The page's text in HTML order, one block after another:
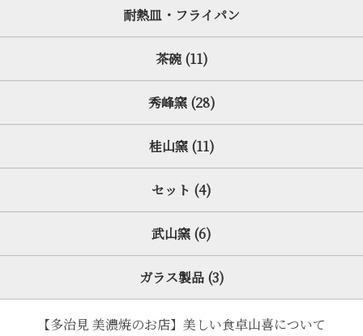
耐熱皿・フライパン
茶碗 (11)
秀峰窯 (28)
桂山窯 (11)
セット (4)
武山窯 (6)
ガラス製品 (3)
【多治見 美濃焼のお店】美しい食卓山喜について